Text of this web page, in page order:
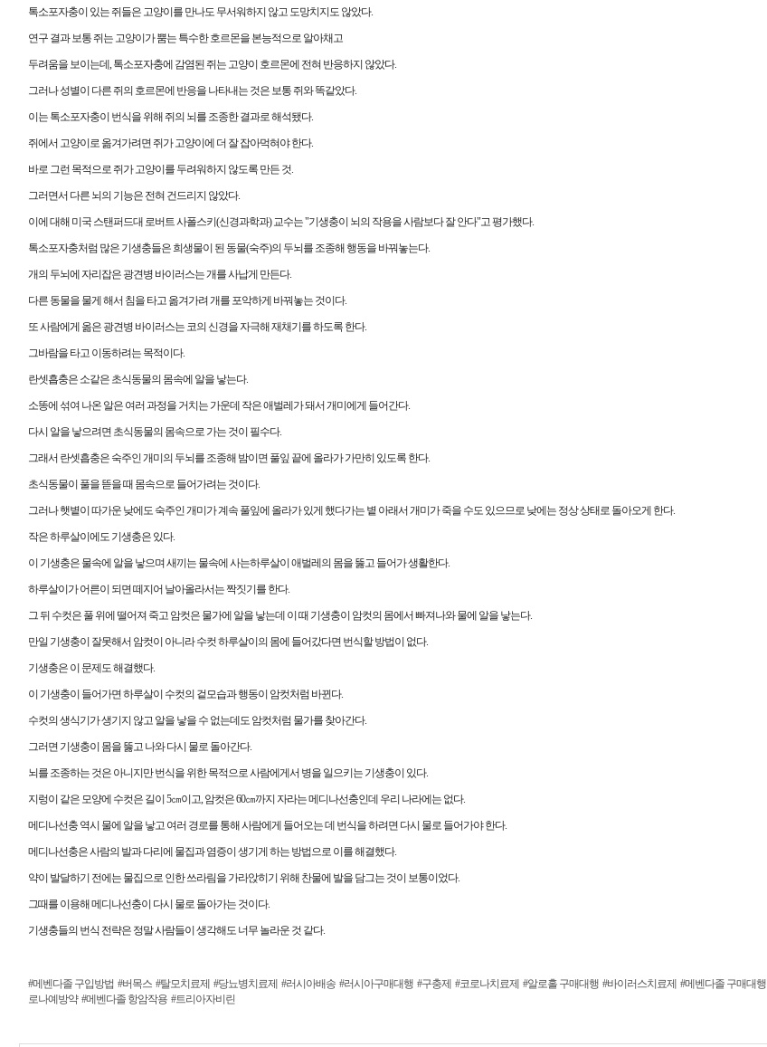
톡소포자충이 있는 쥐들은 고양이를 만나도 무서워하지 않고 도망치지도 않았다.
연구 결과 보통 쥐는 고양이가 뿜는 특수한 호르몬을 본능적으로 알아채고
두려움을 보이는데, 톡소포자충에 감염된 쥐는 고양이 호르몬에 전혀 반응하지 않았다.
그러나 성별이 다른 쥐의 호르몬에 반응을 나타내는 것은 보통 쥐와 똑같았다.
이는 톡소포자충이 번식을 위해 쥐의 뇌를 조종한 결과로 해석됐다.
쥐에서 고양이로 옮겨가려면 쥐가 고양이에 더 잘 잡아먹혀야 한다.
바로 그런 목적으로 쥐가 고양이를 두려워하지 않도록 만든 것.
그러면서 다른 뇌의 기능은 전혀 건드리지 않았다.
이에 대해 미국 스탠퍼드대 로버트 사폴스키(신경과학과) 교수는 "기생충이 뇌의 작용을 사람보다 잘 안다"고 평가했다.
톡소포자충처럼 많은 기생충들은 희생물이 된 동물(숙주)의 두뇌를 조종해 행동을 바꿔놓는다.
개의 두뇌에 자리잡은 광견병 바이러스는 개를 사납게 만든다.
다른 동물을 물게 해서 침을 타고 옮겨가려 개를 포악하게 바꿔놓는 것이다.
또 사람에게 옮은 광견병 바이러스는 코의 신경을 자극해 재채기를 하도록 한다.
그바람을 타고 이동하려는 목적이다.
란셋흡충은 소같은 초식동물의 몸속에 알을 낳는다.
소똥에 섞여 나온 알은 여러 과정을 거치는 가운데 작은 애벌레가 돼서 개미에게 들어간다.
다시 알을 낳으려면 초식동물의 몸속으로 가는 것이 필수다.
그래서 란셋흡충은 숙주인 개미의 두뇌를 조종해 밤이면 풀잎 끝에 올라가 가만히 있도록 한다.
초식동물이 풀을 뜯을 때 몸속으로 들어가려는 것이다.
그러나 햇볕이 따가운 낮에도 숙주인 개미가 계속 풀잎에 올라가 있게 했다가는 볕 아래서 개미가 죽을 수도 있으므로 낮에는 정상 상태로 돌아오게 한다.
작은 하루살이에도 기생충은 있다.
이 기생충은 물속에 알을 낳으며 새끼는 물속에 사는하루살이 애벌레의 몸을 뚫고 들어가 생활한다.
하루살이가 어른이 되면 떼지어 날아올라서는 짝짓기를 한다.
그 뒤 수컷은 풀 위에 떨어져 죽고 암컷은 물가에 알을 낳는데 이 때 기생충이 암컷의 몸에서 빠져나와 물에 알을 낳는다.
만일 기생충이 잘못해서 암컷이 아니라 수컷 하루살이의 몸에 들어갔다면 번식할 방법이 없다.
기생충은 이 문제도 해결했다.
이 기생충이 들어가면 하루살이 수컷의 겉모습과 행동이 암컷처럼 바뀐다.
수컷의 생식기가 생기지 않고 알을 낳을 수 없는데도 암컷처럼 물가를 찾아간다.
그러면 기생충이 몸을 뚫고 나와 다시 물로 돌아간다.
뇌를 조종하는 것은 아니지만 번식을 위한 목적으로 사람에게서 병을 일으키는 기생충이 있다.
지렁이 같은 모양에 수컷은 길이 5㎝이고, 암컷은 60㎝까지 자라는 메디나선충인데 우리 나라에는 없다.
메디나선충 역시 물에 알을 낳고 여러 경로를 통해 사람에게 들어오는 데 번식을 하려면 다시 물로 들어가야 한다.
메디나선충은 사람의 발과 다리에 물집과 염증이 생기게 하는 방법으로 이를 해결했다.
약이 발달하기 전에는 물집으로 인한 쓰라림을 가라앉히기 위해 찬물에 발을 담그는 것이 보통이었다.
그때를 이용해 메디나선충이 다시 물로 돌아가는 것이다.
기생충들의 번식 전략은 정말 사람들이 생각해도 너무 놀라운 것 같다.
#메벤다졸 구입방법 #버목스 #탈모치료제 #당뇨병치료제 #러시아배송 #러시아구매대행 #구충제 #코로나치료제 #알로홀 구매대행 #바이러스치료제 #메벤다졸 구매대행
로나예방약 #메벤다졸 항암작용 #트리아자비린